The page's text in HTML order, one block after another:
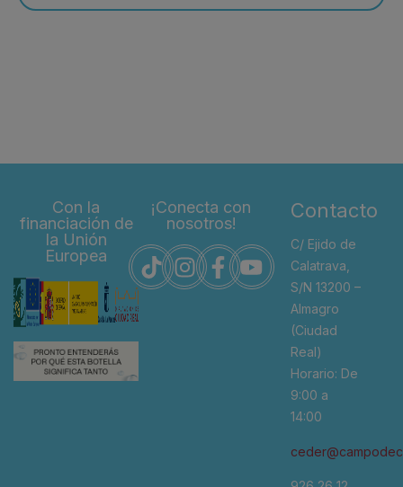
Con la
financiación de
la Unión
Europea
¡Conecta con
nosotros!
Contacto
C/ Ejido de
Calatrava,
S/N 13200 –
Almagro
(Ciudad
Real)
Horario: De
9:00 a
14:00